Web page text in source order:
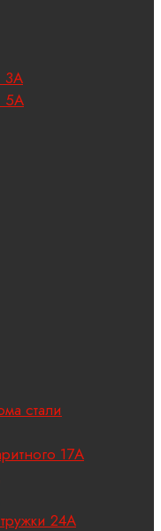
3А
5А
стали
17A
24А